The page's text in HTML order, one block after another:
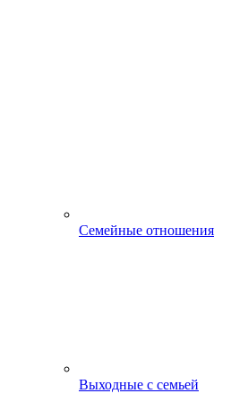
Семейные отношения
Выходные с семьей